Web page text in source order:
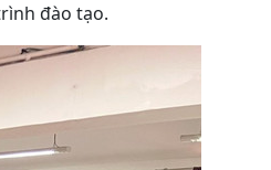
đào tạo.